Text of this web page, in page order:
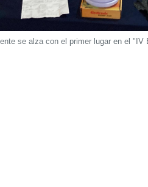
se alza con el primer lugar en el